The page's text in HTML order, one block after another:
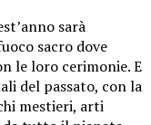
sarà
sacro dove
le loro cerimonie. E
del passato, con la
mestieri, arti